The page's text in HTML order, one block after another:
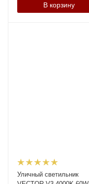
В корзину
Уличный светильник